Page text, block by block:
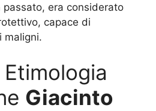
passato, era considerato
capace di
maligni.
Etimologia
Giacinto